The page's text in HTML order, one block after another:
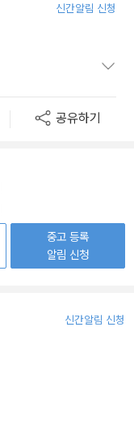
신간알림 신청
공유하기
중고 등록
알림 신청
신간알림 신청